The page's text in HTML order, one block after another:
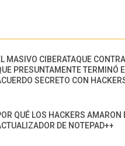
MASIVO CIBERATAQUE
PRESUNTAMENTE TERMINÓ
SECRETO CON
QUÉ LOS HACKERS AMARON
DE NOTEPAD++